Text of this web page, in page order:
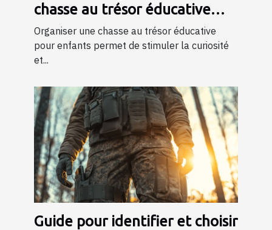
chasse au trésor éducative
pour enfants
Organiser une chasse au trésor éducative
pour enfants permet de stimuler la curiosité
et...
Guide pour identifier et choisir